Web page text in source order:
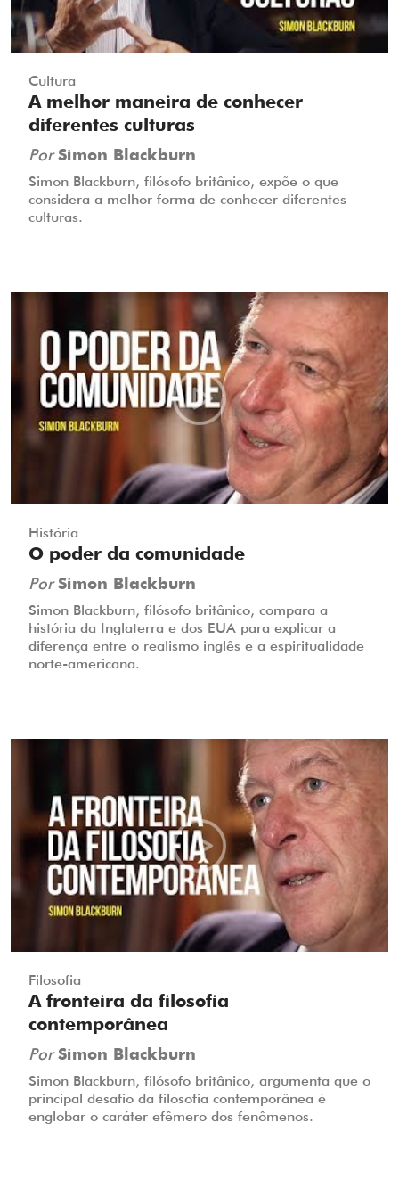
Cultura
A melhor maneira de conhecer
diferentes culturas
Por Simon Blackburn
Simon Blackburn, filósofo britânico, expõe o que
considera a melhor forma de conhecer diferentes
culturas.
História
O poder da comunidade
Por Simon Blackburn
Simon Blackburn, filósofo britânico, compara a
história da Inglaterra e dos EUA para explicar a
diferença entre o realismo inglês e a espiritualidade
norte-americana.
Filosofia
A fronteira da filosofia
contemporânea
Por Simon Blackburn
Simon Blackburn, filósofo britânico, argumenta que o
principal desafio da filosofia contemporânea é
englobar o caráter efêmero dos fenômenos.